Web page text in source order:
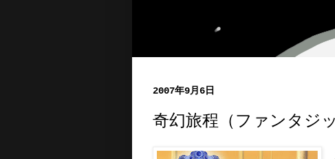
2007年9月6日
奇幻旅程（ファンタジ